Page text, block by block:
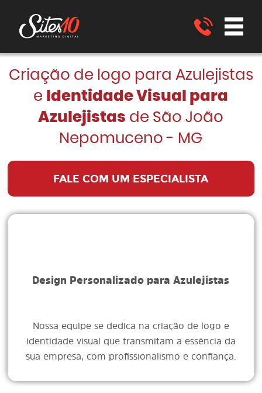
Criação de logo para Azulejistas
e Identidade Visual para
Azulejistas de São João
Nepomuceno - MG
FALE COM UM ESPECIALISTA
Design Personalizado para Azulejistas
Nossa equipe se dedica na criação de logo e
identidade visual que transmitam a essência da
sua empresa, com profissionalismo e confiança.